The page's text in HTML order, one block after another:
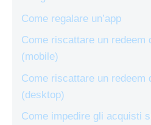
Come regalare un’app
Come riscattare un redeem
(mobile)
Come riscattare un redeem
(desktop)
Come impedire gli acquisti